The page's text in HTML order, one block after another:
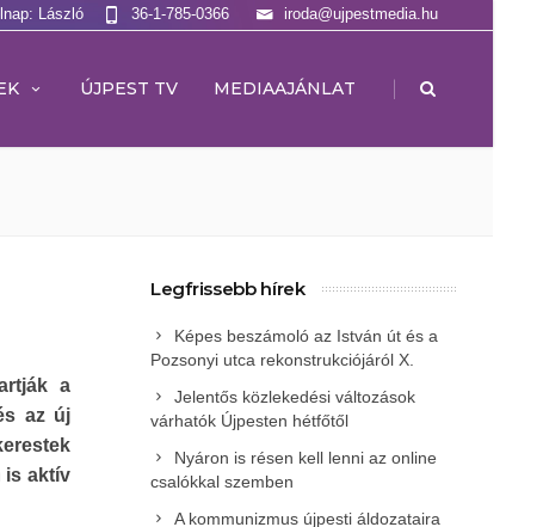
László iroda@ujpestmedia.hu
36-1-785-0366
ÚJPEST TV MEDIAAJÁNLAT |
a
az új
is aktív
Legfrissebb hírek
Képes beszámoló az István út és a
Pozsonyi utca rekonstrukciójáról X.
Jelentős közlekedési változások
várhatók Újpesten hétfőtől
Nyáron is résen kell lenni az online
csalókkal szemben
A kommunizmus újpesti áldozataira